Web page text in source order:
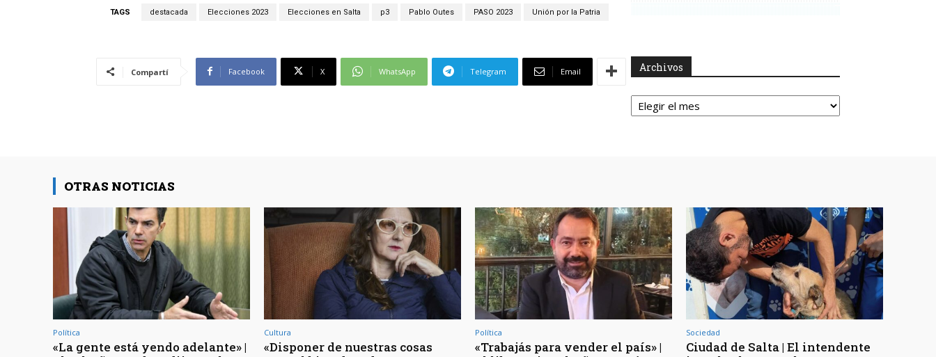
TAGS destacada Elecciones 2023 Elecciones en Salta p3 Pablo Outes PASO 2023 Unión por la Patria
Compartí Facebook X WhatsApp Telegram Email Archivos
Archivos
OTRAS NOTICIAS
Política
«La gente está yendo adelante» |
Cultura
«Disponer de nuestras cosas
Política
«Trabajás para vender el país» |
Sociedad
Ciudad de Salta | El intendente